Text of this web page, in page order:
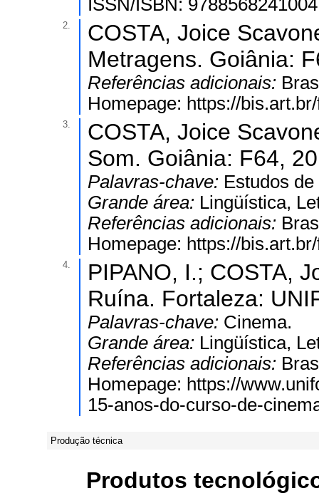
ISSN/ISBN:
2.
COSTA, Joice
Metragens. Goiânia:
Referências adicionais:
Homepage: https://
3.
COSTA, Joice
Som. Goiânia: F64,
Palavras-chave: Estudos
Grande área: Lingüística,
Referências adicionais:
Homepage: https://
4.
PIPANO, I.; COSTA,
Ruína. Fortaleza:
Palavras-chave: Cinema.
Grande área: Lingüística,
Referências adicionais:
Homepage: https://
15-anos-do-curso-de-
Produção técnica
Produtos